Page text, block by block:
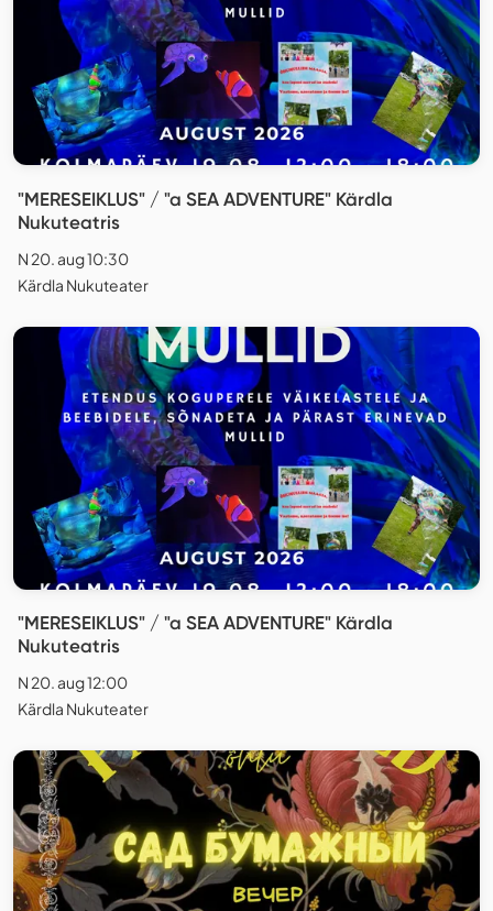
"MERESEIKLUS" / "a SEA ADVENTURE" Kärdla
Nukuteatris
N 20. aug 10:30
Kärdla Nukuteater
"MERESEIKLUS" / "a SEA ADVENTURE" Kärdla
Nukuteatris
N 20. aug 12:00
Kärdla Nukuteater